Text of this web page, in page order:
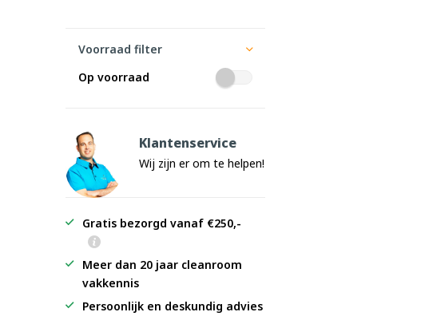
Voorraad filter
Op voorraad
Klantenservice
Wij zijn er om te helpen!
Gratis bezorgd vanaf €250,-
Meer dan 20 jaar cleanroom
vakkennis
Persoonlijk en deskundig advies